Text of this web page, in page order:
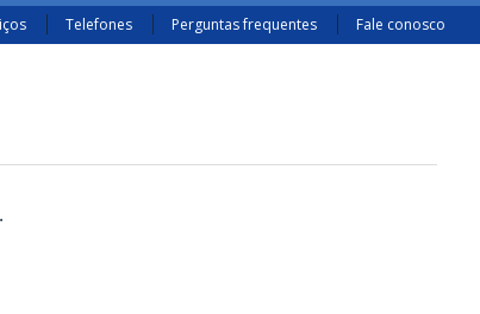
Telefones Perguntas frequentes Fale conosco